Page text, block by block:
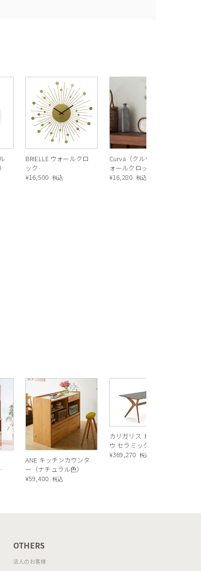
BRIELLE ウォールクロ
ック
¥16,500 税込
Curva（クルヴァ）ウ
ォールクロック（ブラ
ウン）
¥16,280 税込
ANE キッチンカウンタ
ー（ナチュラル色）
¥59,400 税込
カリガリス トウキョ
ウ セラミック ダイニ
ングテーブル ／
¥369,270 税込
OTHERS
法人のお客様